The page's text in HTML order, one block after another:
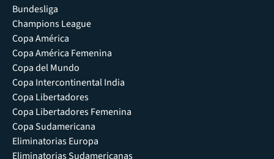
Bundesliga
Champions League
Copa América
Copa América Femenina
Copa del Mundo
Copa Intercontinental India
Copa Libertadores
Copa Libertadores Femenina
Copa Sudamericana
Eliminatorias Europa
Eliminatorias Sudamericanas